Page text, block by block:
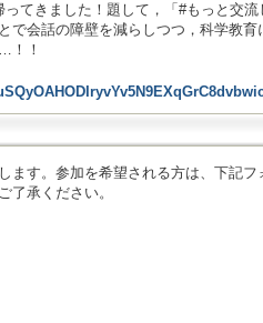
てきました！題して，「#もっと交
会話の障壁を減らしつつ，科学教
！！
す。参加を希望される方は、下記フ
了承ください。